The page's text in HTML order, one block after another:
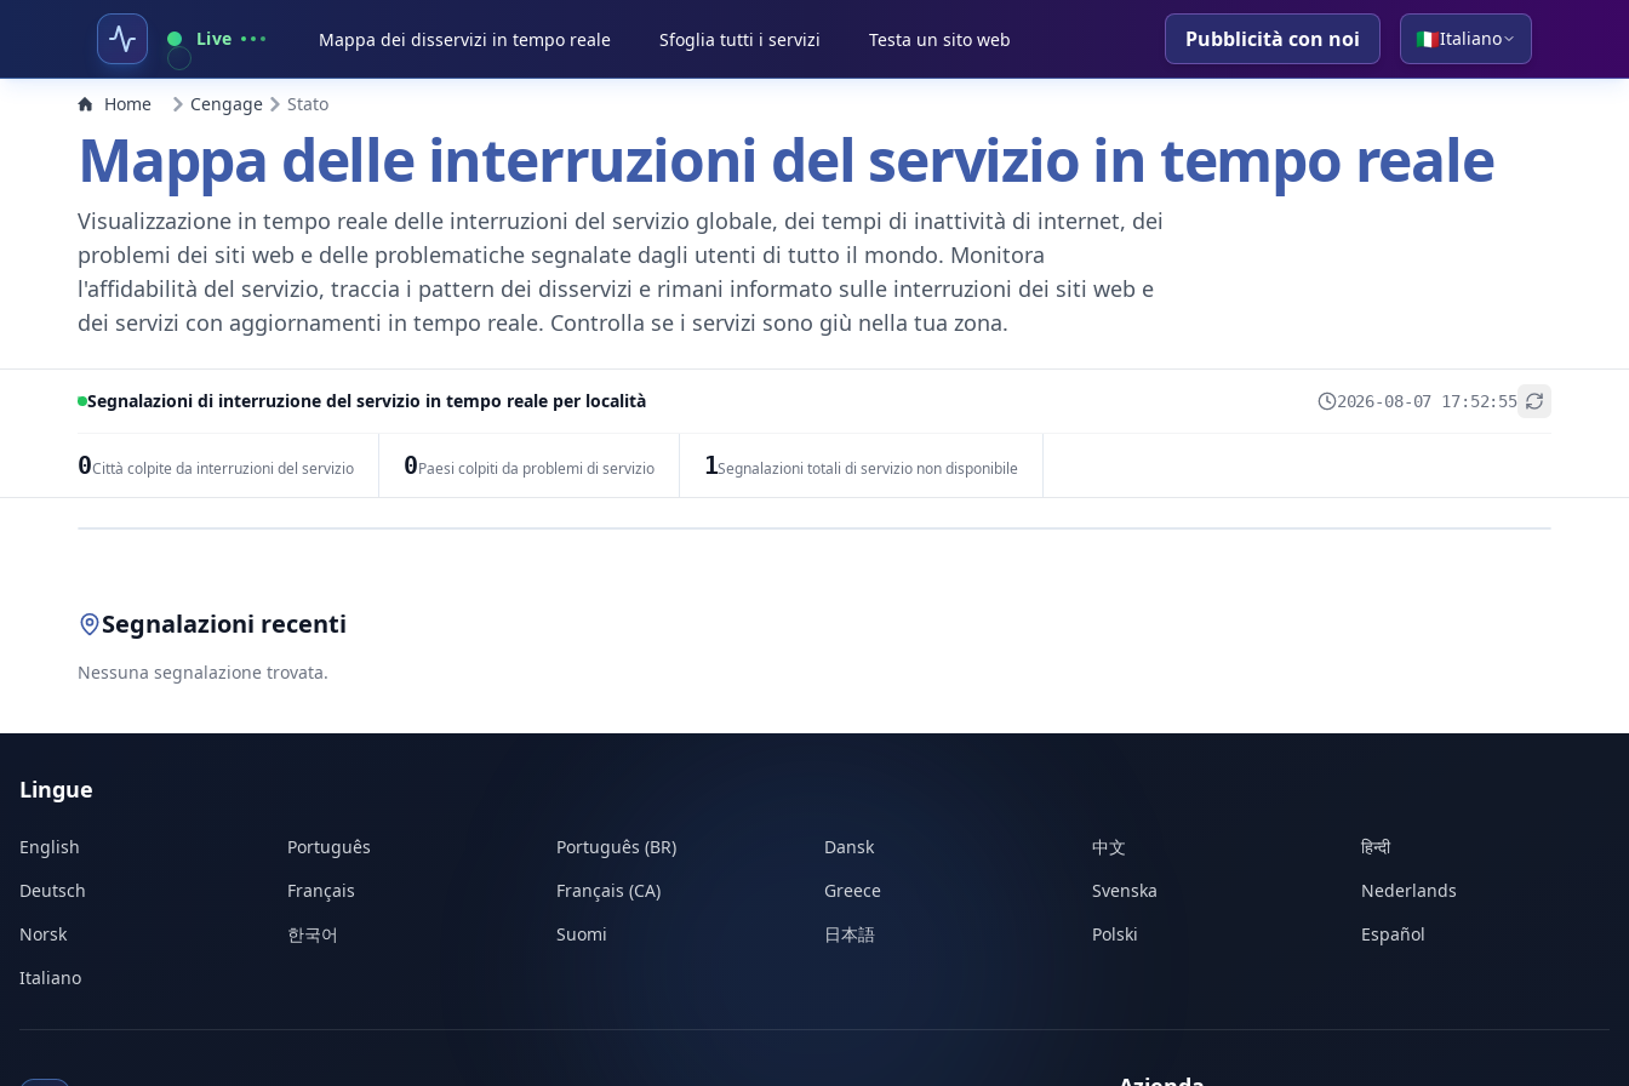
Live Mappa dei disservizi in tempo reale Sfoglia tutti i servizi Testa un sito web Pubblicità con noi 🇮🇹Italiano
Home Cengage Stato
Mappa delle interruzioni del servizio in tempo reale
Visualizzazione in tempo reale delle interruzioni del servizio globale, dei tempi di inattività di internet, dei
problemi dei siti web e delle problematiche segnalate dagli utenti di tutto il mondo. Monitora
l'affidabilità del servizio, traccia i pattern dei disservizi e rimani informato sulle interruzioni dei siti web e
dei servizi con aggiornamenti in tempo reale. Controlla se i servizi sono giù nella tua zona.
Segnalazioni di interruzione del servizio in tempo reale per località 2026-08-07 17:52:55
0Città colpite da interruzioni del servizio 0Paesi colpiti da problemi di servizio 1Segnalazioni totali di servizio non disponibile
Segnalazioni recenti
Nessuna segnalazione trovata.
Lingue
English Português Português (BR) Dansk 中文
हिन्दी
Deutsch
Français Français (CA) Greece Svenska
Nederlands
Norsk
한국어 Suomi 日本語 Polski
Español
Italiano